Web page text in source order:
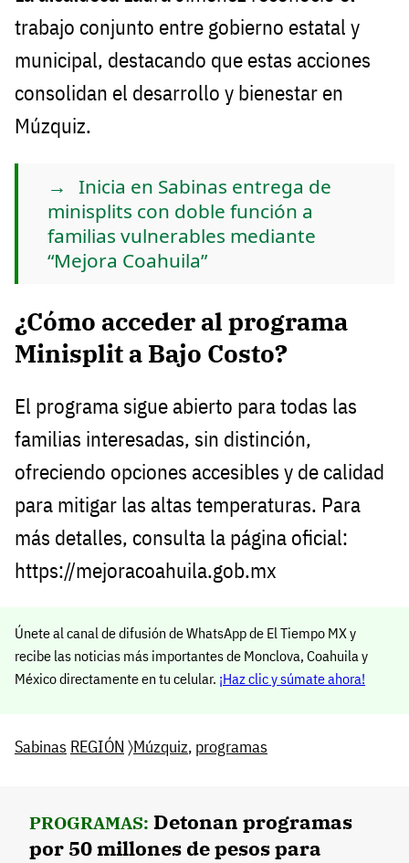
trabajo conjunto entre gobierno estatal y
municipal, destacando que estas acciones
consolidan el desarrollo y bienestar en
Múzquiz.
Inicia en Sabinas entrega de
minisplits con doble función a
familias vulnerables mediante
“Mejora Coahuila”
¿Cómo acceder al programa
Minisplit a Bajo Costo?
El programa sigue abierto para todas las
familias interesadas, sin distinción,
ofreciendo opciones accesibles y de calidad
para mitigar las altas temperaturas. Para
más detalles, consulta la página oficial:
https://mejoracoahuila.gob.mx
Únete al canal de difusión de WhatsApp de El Tiempo MX y
recibe las noticias más importantes de Monclova, Coahuila y
México directamente en tu celular. ¡Haz clic y súmate ahora!
Sabinas REGIÓN 〉Múzquiz, programas
PROGRAMAS: Detonan programas
por 50 millones de pesos para